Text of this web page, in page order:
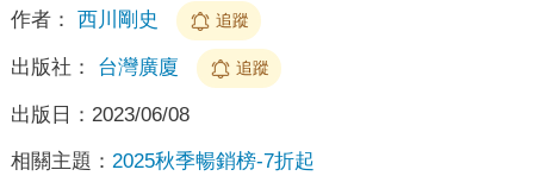
作者： 西川剛史 追蹤
出版社： 台灣廣廈 追蹤
出版日： 2023/06/08
相關主題： 2025秋季暢銷榜-7折起